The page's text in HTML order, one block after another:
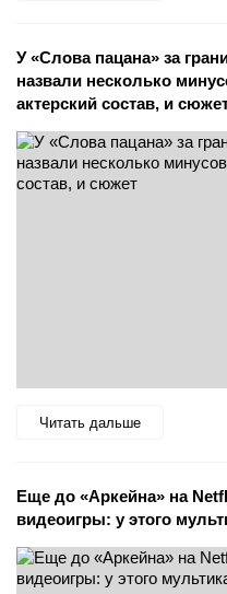
У «Слова пацана» за
назвали несколько
актерский состав, и
Читать дальше
Еще до «Аркейна» на
видеоигры: у этого